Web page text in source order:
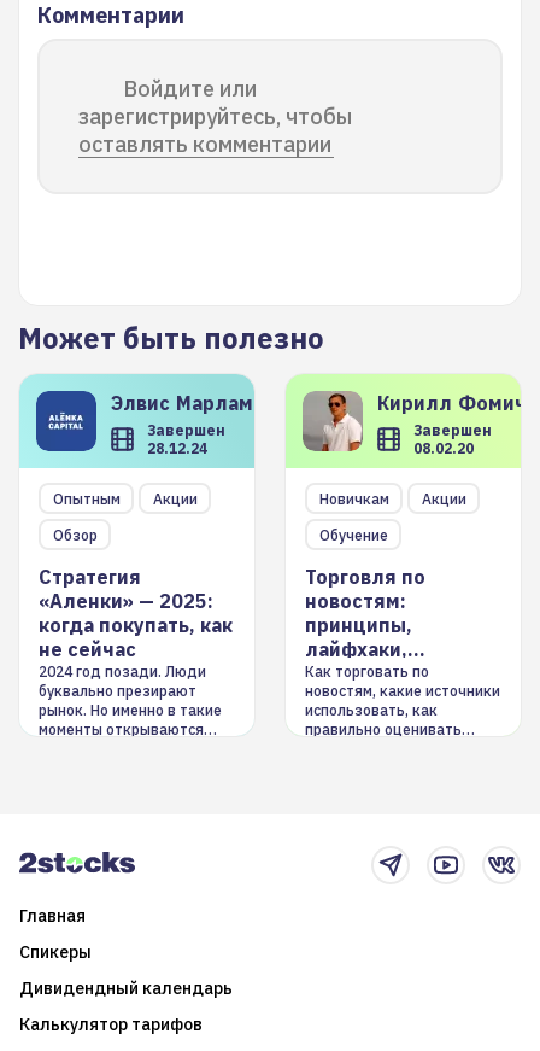
Комментарии
Войдите или
зарегистрируйтесь, чтобы
оставлять комментарии
Может быть полезно
Элвис Марламов
Завершен
28.12.24
Опытным
Акции
Обзор
Стратегия
«Аленки» — 2025:
когда покупать, как
не сейчас
2024 год позади. Люди
буквально презирают
рынок. Но именно в такие
моменты открываются
Кирилл
Завершен
08.02.20
Новичкам
Акции
Обучение
Торговля по
новостям:
принципы,
лайфхаки,
инструменты
Как торговать по
новостям, какие источники
использовать, как
правильно оценивать
Главная
Спикеры
Дивидендный календарь
Калькулятор тарифов